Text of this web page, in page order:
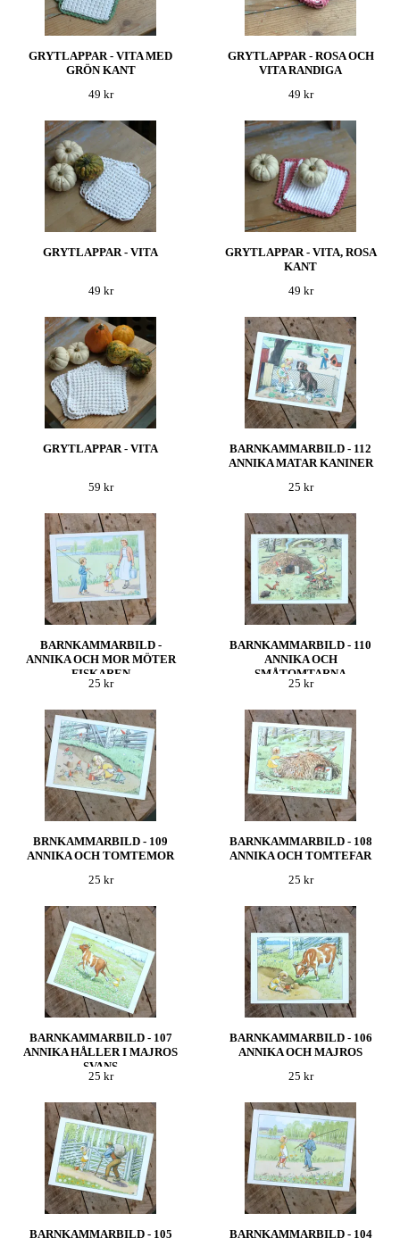
GRYTLAPPAR - VITA MED
GRÖN KANT
49 kr
GRYTLAPPAR - ROSA OCH
VITA RANDIGA
49 kr
GRYTLAPPAR - VITA
49 kr
GRYTLAPPAR - VITA, ROSA
KANT
49 kr
GRYTLAPPAR - VITA
59 kr
BARNKAMMARBILD - 112
ANNIKA MATAR KANINER
25 kr
BARNKAMMARBILD -
ANNIKA OCH MOR MÖTER
FISKAREN
25 kr
BARNKAMMARBILD - 110
ANNIKA OCH
SMÅTOMTARNA
25 kr
BRNKAMMARBILD - 109
ANNIKA OCH TOMTEMOR
25 kr
BARNKAMMARBILD - 108
ANNIKA OCH TOMTEFAR
25 kr
BARNKAMMARBILD - 107
ANNIKA HÅLLER I MAJROS
SVANS
25 kr
BARNKAMMARBILD - 106
ANNIKA OCH MAJROS
25 kr
BARNKAMMARBILD - 105 BARNKAMMARBILD - 104